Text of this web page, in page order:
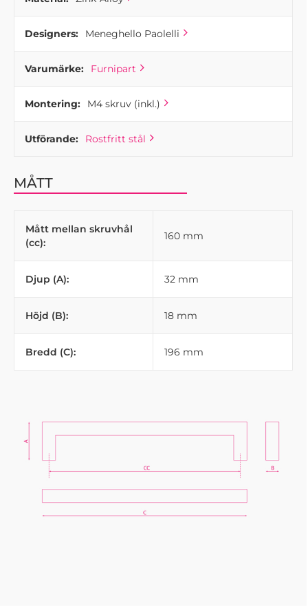
Designers: Meneghello Paolelli
Varumärke: Furnipart
Montering: M4 skruv (inkl.)
Utförande: Rostfritt stål
MÅTT
Mått mellan skruvhål
(cc):
160 mm
Djup (A): 32 mm
Höjd (B): 18 mm
Bredd (C): 196 mm